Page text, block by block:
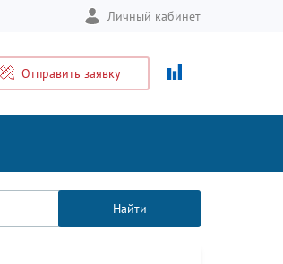
Личный кабинет
Отправить заявку
Найти